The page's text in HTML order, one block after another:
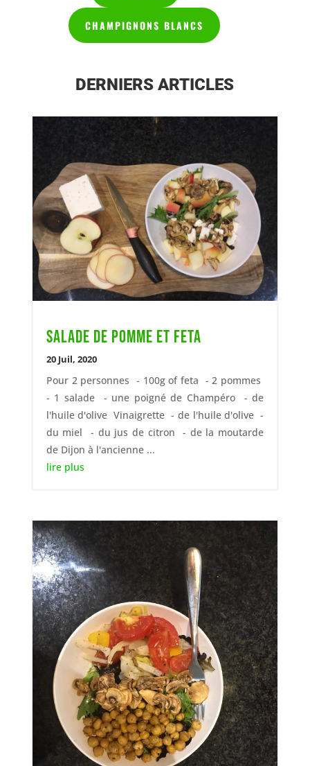
CHAMPIGNONS BLANCS
DERNIERS ARTICLES
Salade de pomme et feta
20 Juil, 2020
Pour 2 personnes - 100g of feta - 2 pommes
- 1 salade - une poigné de Champéro - de
l'huile d'olive Vinaigrette - de l'huile d'olive -
du miel - du jus de citron - de la moutarde
de Dijon à l'ancienne ...
lire plus